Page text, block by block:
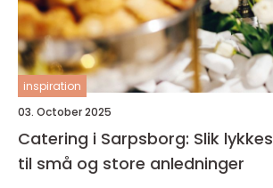
inspiration
03. October 2025
Catering i Sarpsborg: Slik
til små og store anledninger